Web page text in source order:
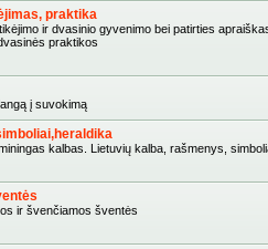
praktika
ir dvasinio gyvenimo bei patirties
praktikos
į suvokimą
kalbas. Lietuvių kalba, rašmenys,
ir švenčiamos šventės